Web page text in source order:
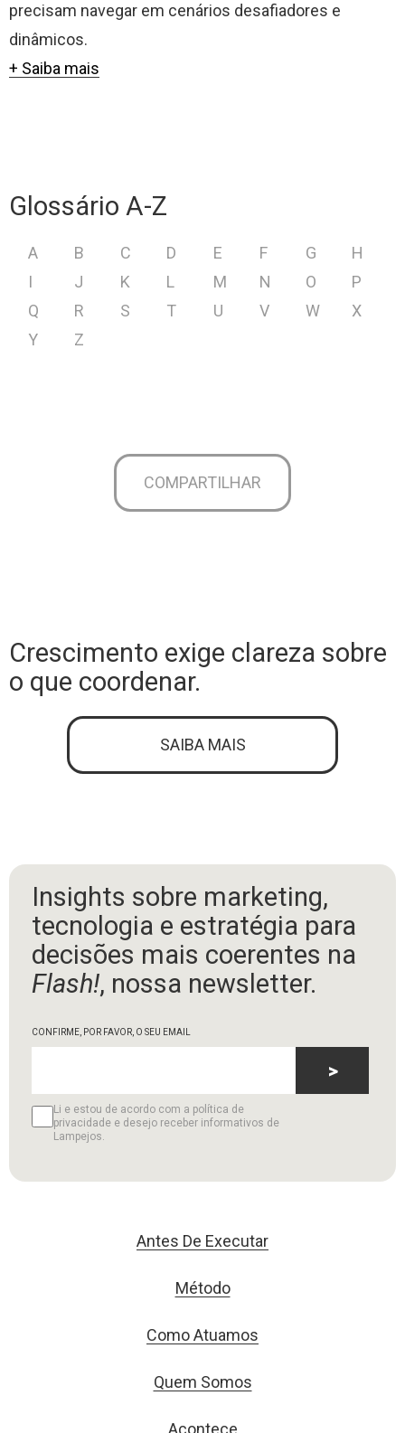
precisam navegar em cenários desafiadores e
dinâmicos.
+ Saiba mais
Glossário A-Z
A B C D E F G
H
I
J K L M N O
P
Q
R S T U V W
X
Y
Z
COMPARTILHAR
Crescimento exige clareza sobre
o que coordenar.
SAIBA MAIS
Insights sobre marketing,
tecnologia e estratégia para
decisões mais coerentes na
Flash!, nossa newsletter.
CONFIRME, POR FAVOR, O SEU EMAIL
Li e estou de acordo com a política de
privacidade e desejo receber informativos de
Lampejos.
>
Antes De Executar
Método
Como Atuamos
Quem Somos